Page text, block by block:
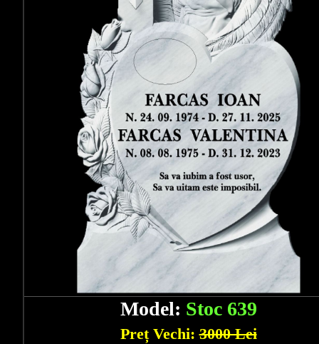
Model: Stoc 639
Preț Vechi:3000 Lei